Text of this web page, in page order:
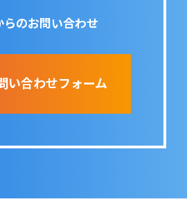
らのお問い合わせ
い合わせフォーム